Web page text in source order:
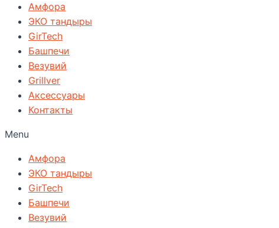
Амфора
ЭКО тандыры
GirTech
Башпечи
Везувий
Grillver
Аксессуары
Контакты
Menu
Амфора
ЭКО тандыры
GirTech
Башпечи
Везувий